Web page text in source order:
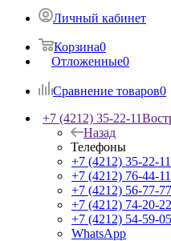
Личный кабинет
Корзина0
Отложенные0
Сравнение товаров0
+7 (4212) 35-22-11
Назад
Телефоны
+7 (4212) 35-22-11
+7 (4212) 76-44-11
+7 (4212) 56-77-77
+7 (4212) 74-20-22
+7 (4212) 54-59-05
WhatsApp